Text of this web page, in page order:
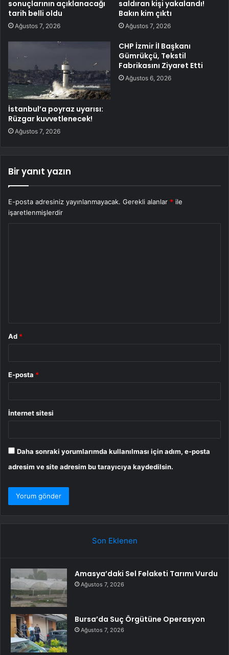
sonuçlarının açıklanacağı
tarih belli oldu
Ağustos 7, 2026
saldıran kişi yakalandı!
Bakın kim çıktı
Ağustos 7, 2026
İstanbul’a poyraz uyarısı:
Rüzgar kuvvetlenecek!
Ağustos 7, 2026
CHP İzmir İl Başkanı
Gümrükçü, Tekstil
Fabrikasını Ziyaret Etti
Ağustos 6, 2026
Bir yanıt yazın
E-posta adresiniz yayınlanmayacak. Gerekli alanlar * ile
işaretlenmişlerdir
Ad *
E-posta *
İnternet sitesi
Daha sonraki yorumlarımda kullanılması için adım, e-posta
adresim ve site adresim bu tarayıcıya kaydedilsin.
Son Eklenen
Amasya’daki Sel Felaketi Tarımı Vurdu
Ağustos 7, 2026
Bursa’da Suç Örgütüne Operasyon
Ağustos 7, 2026